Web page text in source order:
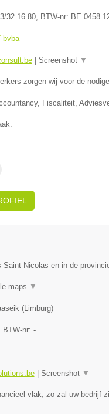
32.16.80, BTW-nr: BE
bvba
| Screenshot ▼
zorgen wij voor de
Fiscaliteit,
Saint Nicolas en in de
maps ▼
(Limburg)
BTW-nr: -
| Screenshot ▼
vlak, zo zal uw bedrijf